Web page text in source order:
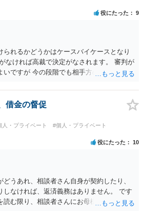
役にたった 9
れるかどうかはケースバイケースとなり
なければ高裁で決定がなされます。 審判が
いですが 今の段階でも相手方の連絡が迷惑
借金の督促
人・プライベート
#個人・プライベート
役にたった 10
どうあれ、相談者さん自身が契約したり、
しなければ、返済義務はありません。 です
読む限り、相談者さんにお母様の現夫への